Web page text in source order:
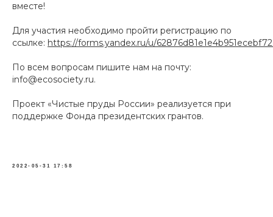
вместе!
Для участия необходимо пройти регистрацию по
ссылке: https://forms.yandex.ru/u/
По всем вопросам пишите нам на почту:
info@ecosociety.ru.
Проект «Чистые пруды России» реализуется при
поддержке Фонда президентских грантов.
2022-05-31 17:58